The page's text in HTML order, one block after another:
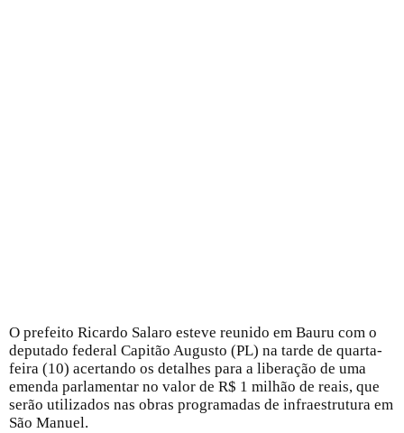
O prefeito Ricardo Salaro esteve reunido em Bauru com o
deputado federal Capitão Augusto (PL) na tarde de quarta-
feira (10) acertando os detalhes para a liberação de uma
emenda parlamentar no valor de R$ 1 milhão de reais, que
serão utilizados nas obras programadas de infraestrutura em
São Manuel.